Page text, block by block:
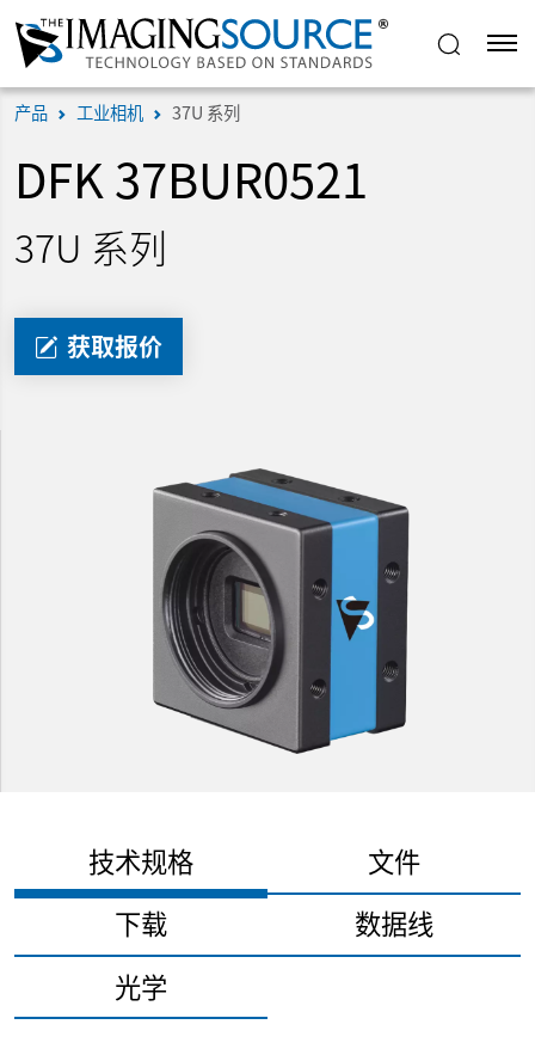
产品 工业相机 37U 系列
DFK 37BUR0521
37U 系列
获取报价
技术规格
文件
下载
数据线
光学